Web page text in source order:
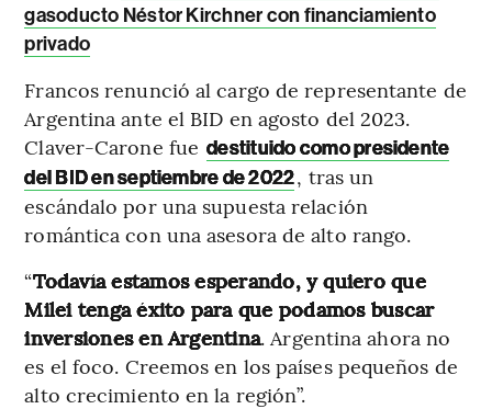
gasoducto Néstor Kirchner con financiamiento
privado
Francos renunció al cargo de representante de
Argentina ante el BID en agosto del 2023.
Claver-Carone fue destituido como presidente
del BID en septiembre de 2022, tras un
escándalo por una supuesta relación
romántica con una asesora de alto rango.
“Todavía estamos esperando, y quiero que
Milei tenga éxito para que podamos buscar
inversiones en Argentina. Argentina ahora no
es el foco. Creemos en los países pequeños de
alto crecimiento en la región”.